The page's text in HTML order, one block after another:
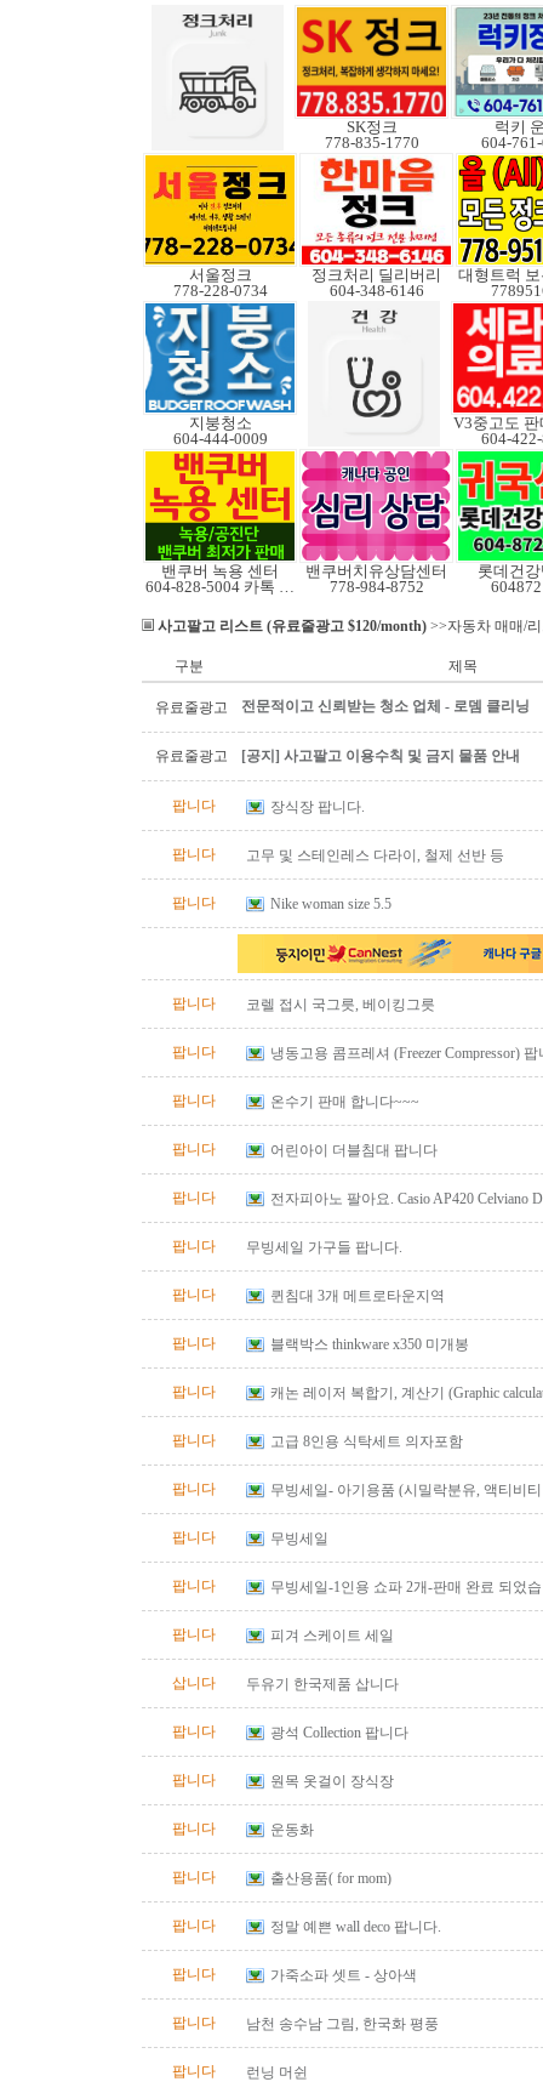
SK정크
778-835-1770
럭키
604-
서울정크
778-228-0734
정크처리 딜리버리
604-348-6146
지붕청소
604-444-0009
604-
밴쿠버 녹용 센터
604-828-5004 카톡 Elkcanada
밴쿠버치유상담센터
778-984-8752
롯데건
사고팔고 리스트 (유료줄광고 $120/month) >>자동차 매매/
구분 제목
유료줄광고 전문적이고 신뢰받는 청소 업체 - 로뎀 클리닝
유료줄광고 [공지] 사고팔고 이용수칙 및 금지 물품 안내
팝니다 장식장 팝니다.
팝니다 고무 및 스테인레스 다라이, 철제 선반 등
팝니다 Nike woman size 5.5
팝니다 코렐 접시 국그릇, 베이킹그릇
팝니다 냉동고용 콤프레셔 (Freezer Compressor) 팝
팝니다 온수기 판매 합니다~~~
팝니다 어린아이 더블침대 팝니다
팝니다
전자피아노 팔아요. Casio AP420 Celviano
팝니다
무빙세일 가구들 팝니다.
팝니다 퀸침대 3개 메트로타운지역
팝니다 블랙박스 thinkware x350 미개봉
팝니다
캐논 레이저 복합기, 계산기 (Graphic
팝니다
고급 8인용 식탁세트 의자포함
팝니다
무빙세일- 아기용품 (시밀락분유, 액티비
팝니다
무빙세일
팝니다 무빙세일-1인용 쇼파 2개-판매 완료 되었
팝니다 피겨 스케이트 세일
삽니다 두유기 한국제품 삽니다
팝니다 광석 Collection 팝니다
팝니다 원목 옷걸이 장식장
팝니다 운동화
팝니다 출산용품( for mom)
팝니다 정말 예쁜 wall deco 팝니다.
팝니다 가죽소파 셋트 - 상아색
팝니다 남천 송수남 그림, 한국화 평풍
팝니다 런닝 머쉰